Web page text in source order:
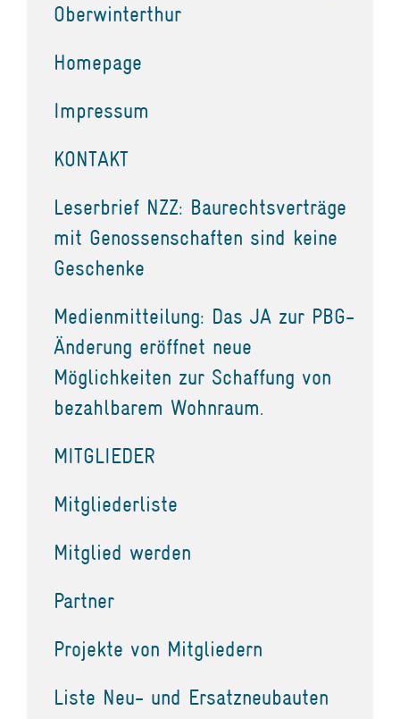
Oberwinterthur
Homepage
Impressum
KONTAKT
Leserbrief NZZ: Baurechtsverträge
mit Genossenschaften sind keine
Geschenke
Medienmitteilung: Das JA zur PBG-
Änderung eröffnet neue
Möglichkeiten zur Schaffung von
bezahlbarem Wohnraum.
MITGLIEDER
Mitgliederliste
Mitglied werden
Partner
Projekte von Mitgliedern
Liste Neu- und Ersatzneubauten